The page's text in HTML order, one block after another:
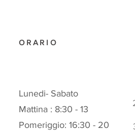
ORARIO
Lunedi- Sabato
Mattina : 8:30 - 13
Pomeriggio: 16:30 - 20